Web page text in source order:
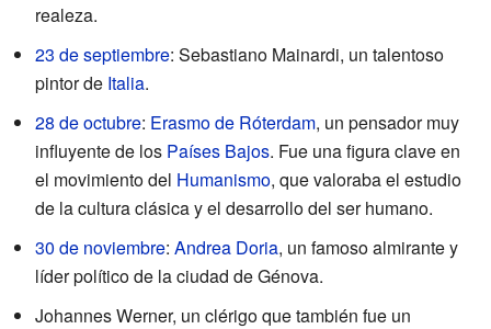
realeza.
23 de septiembre: Sebastiano Mainardi, un talentoso
pintor de Italia.
28 de octubre: Erasmo de Róterdam, un pensador muy
influyente de los Países Bajos. Fue una figura clave en
el movimiento del Humanismo, que valoraba el estudio
de la cultura clásica y el desarrollo del ser humano.
30 de noviembre: Andrea Doria, un famoso almirante y
líder político de la ciudad de Génova.
Johannes Werner, un clérigo que también fue un